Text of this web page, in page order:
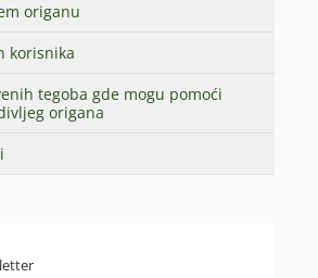
origanu
korisnika
tegoba gde mogu pomoći
origana